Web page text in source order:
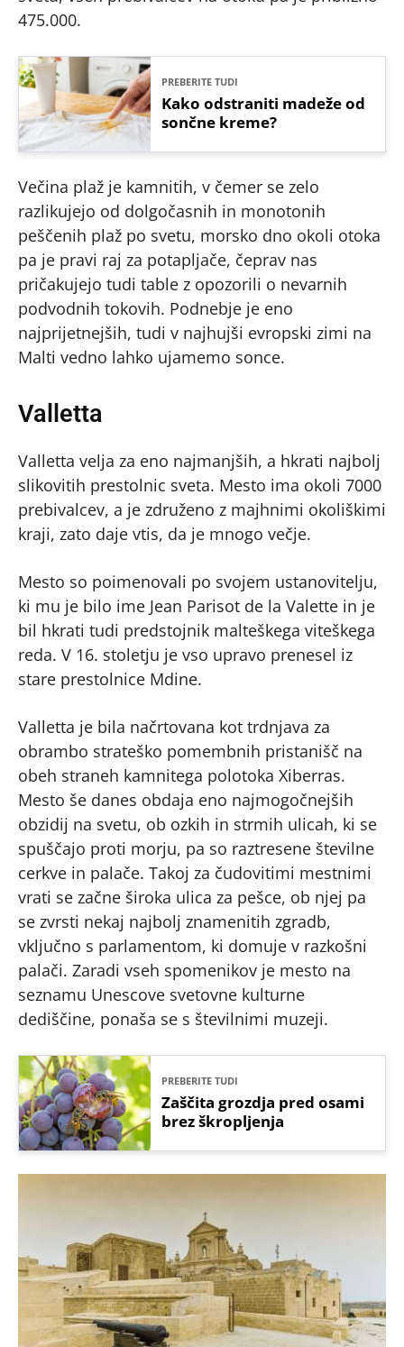
475.000.
PREBERITE TUDI
Kako odstraniti madeže od
sončne kreme?
Večina plaž je kamnitih, v čemer se zelo
razlikujejo od dolgočasnih in monotonih
peščenih plaž po svetu, morsko dno okoli otoka
pa je pravi raj za potapljače, čeprav nas
pričakujejo tudi table z opozorili o nevarnih
podvodnih tokovih. Podnebje je eno
najprijetnejših, tudi v najhujši evropski zimi na
Malti vedno lahko ujamemo sonce.
Valletta
Valletta velja za eno najmanjših, a hkrati najbolj
slikovitih prestolnic sveta. Mesto ima okoli 7000
prebivalcev, a je združeno z majhnimi okoliškimi
kraji, zato daje vtis, da je mnogo večje.
Mesto so poimenovali po svojem ustanovitelju,
ki mu je bilo ime Jean Parisot de la Valette in je
bil hkrati tudi predstojnik malteškega viteškega
reda. V 16. stoletju je vso upravo prenesel iz
stare prestolnice Mdine.
Valletta je bila načrtovana kot trdnjava za
obrambo strateško pomembnih pristanišč na
obeh straneh kamnitega polotoka Xiberras.
Mesto še danes obdaja eno najmogočnejših
obzidij na svetu, ob ozkih in strmih ulicah, ki se
spuščajo proti morju, pa so raztresene številne
cerkve in palače. Takoj za čudovitimi mestnimi
vrati se začne široka ulica za pešce, ob njej pa
se zvrsti nekaj najbolj znamenitih zgradb,
vključno s parlamentom, ki domuje v razkošni
palači. Zaradi vseh spomenikov je mesto na
seznamu Unescove svetovne kulturne
dediščine, ponaša se s številnimi muzeji.
PREBERITE TUDI
Zaščita grozdja pred osami
brez škropljenja